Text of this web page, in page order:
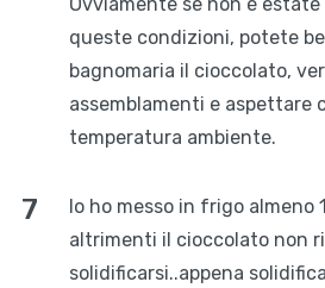
queste condizioni, potete
bagnomaria il cioccolato,
assemblamenti e aspettare
temperatura ambiente.
Io ho messo in frigo almeno
altrimenti il cioccolato non
solidificarsi..appena